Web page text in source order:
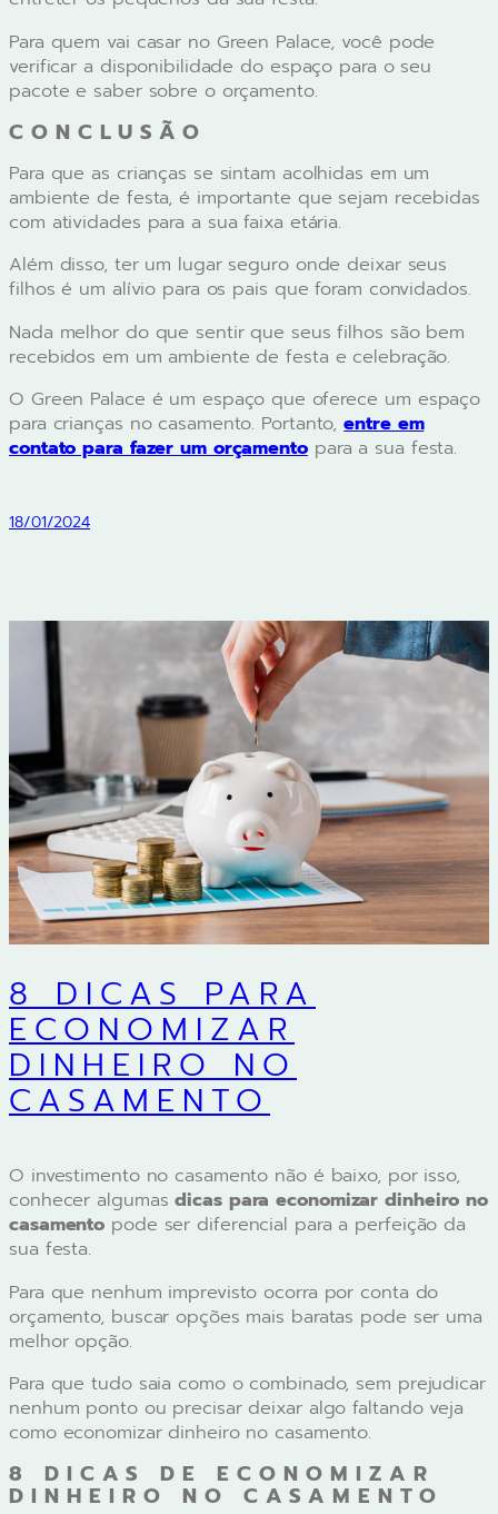
Para quem vai casar no Green Palace, você pode
verificar a disponibilidade do espaço para o seu
pacote e saber sobre o orçamento.
CONCLUSÃO
Para que as crianças se sintam acolhidas em um
ambiente de festa, é importante que sejam recebidas
com atividades para a sua faixa etária.
Além disso, ter um lugar seguro onde deixar seus
filhos é um alívio para os pais que foram convidados.
Nada melhor do que sentir que seus filhos são bem
recebidos em um ambiente de festa e celebração.
O Green Palace é um espaço que oferece um espaço
para crianças no casamento. Portanto,entre em
contato para fazer um orçamentopara a sua festa.
18/01/2024
8 DICAS PARA
ECONOMIZAR
DINHEIRO NO
CASAMENTO
O investimento no casamento não é baixo, por isso,
conhecer algumasdicas para economizar dinheiro no
casamento pode ser diferencial para a perfeição da
sua festa.
Para que nenhum imprevisto ocorra por conta do
orçamento, buscar opções mais baratas pode ser uma
melhor opção.
Para que tudo saia como o combinado, sem prejudicar
nenhum ponto ou precisar deixar algo faltando veja
como economizar dinheiro no casamento.
8 DICAS DE ECONOMIZAR
DINHEIRO NO CASAMENTO